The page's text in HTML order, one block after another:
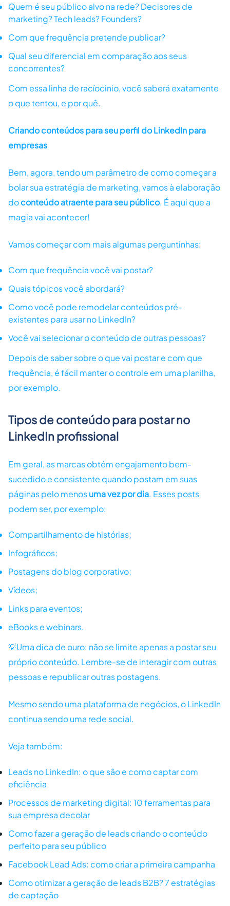
Quem é seu público alvo na rede? Decisores de
marketing? Tech leads? Founders?
Com que frequência pretende publicar?
Qual seu diferencial em comparação aos seus
concorrentes?
Com essa linha de racíocinio, você saberá exatamente
o que tentou, e por quê.
Criando conteúdos para seu perfil do LinkedIn para
empresas
Bem, agora, tendo um parâmetro de como começar a
bolar sua estratégia de marketing, vamos à elaboração
doconteúdo atraente para seu público. É aqui que a
magia vai acontecer!
Vamos começar com mais algumas perguntinhas:
Com que frequência você vai postar?
Quais tópicos você abordará?
Como você pode remodelar conteúdos pré-
existentes para usar no LinkedIn?
Você vai selecionar o conteúdo de outras pessoas?
Depois de saber sobre o que vai postar e com que
frequência, é fácil manter o controle em uma planilha,
por exemplo.
Tipos de conteúdo para postar no
LinkedIn profissional
Em geral, as marcas obtém engajamento bem-
sucedido e consistente quando postam em suas
páginas pelo menosuma vez por dia. Esses posts
podem ser, por exemplo:
Compartilhamento de histórias;
Infográficos;
Postagens do blog corporativo;
Vídeos;
Links para eventos;
eBooks e webinars.
💡Uma dica de ouro: não se limite apenas a postar seu
próprio conteúdo. Lembre-se de interagir com outras
pessoas e republicar outras postagens.
Mesmo sendo uma plataforma de negócios, o LinkedIn
continua sendo uma rede social.
Veja também:
Leads no LinkedIn: o que são e como captar com
eficiência
Processos de marketing digital: 10 ferramentas para
sua empresa decolar
Como fazer a geração de leads criando o conteúdo
perfeito para seu público
Facebook Lead Ads: como criar a primeira campanha
Como otimizar a geração de leads B2B? 7 estratégias
de captação